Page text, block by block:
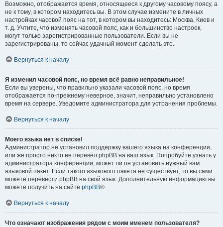
Возможно, отображается время, относящееся к другому часовому поясу, а
не к тому, в котором находитесь вы. В этом случае измените в личных
настройках часовой пояс на тот, в котором вы находитесь: Москва, Киев и
т. д. Учтите, что изменять часовой пояс, как и большинство настроек,
могут только зарегистрированные пользователи. Если вы не
зарегистрированы, то сейчас удачный момент сделать это.
Вернуться к началу
Я изменил часовой пояс, но время всё равно неправильное!
Если вы уверены, что правильно указали часовой пояс, но время
отображается по-прежнему неверное, значит, неправильно установлено
время на сервере. Уведомите администратора для устранения проблемы.
Вернуться к началу
Моего языка нет в списке!
Администратор не установил поддержку вашего языка на конференции,
или же просто никто не перевёл phpBB на ваш язык. Попробуйте узнать у
администратора конференции, может ли он установить нужный вам
языковой пакет. Если такого языкового пакета не существует, то вы сами
можете перевести phpBB на свой язык. Дополнительную информацию вы
можете получить на сайте phpBB®.
Вернуться к началу
Что означают изображения рядом с моим именем пользователя?